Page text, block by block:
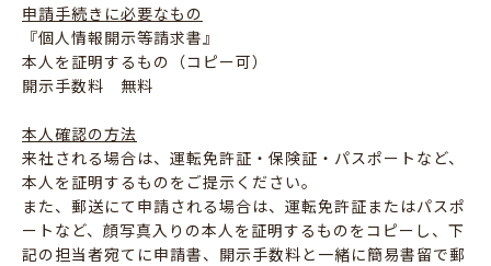
申請手続きに必要なもの
『個人情報開示等請求書』
本人を証明するもの（コピー可）
開示手数料 無料
本人確認の方法
来社される場合は、運転免許証・保険証・パスポートなど、
本人を証明するものをご提示ください。
また、郵送にて申請される場合は、運転免許証またはパスポ
ートなど、顔写真入りの本人を証明するものをコピーし、下
記の担当者宛てに申請書、開示手数料と一緒に簡易書留で郵